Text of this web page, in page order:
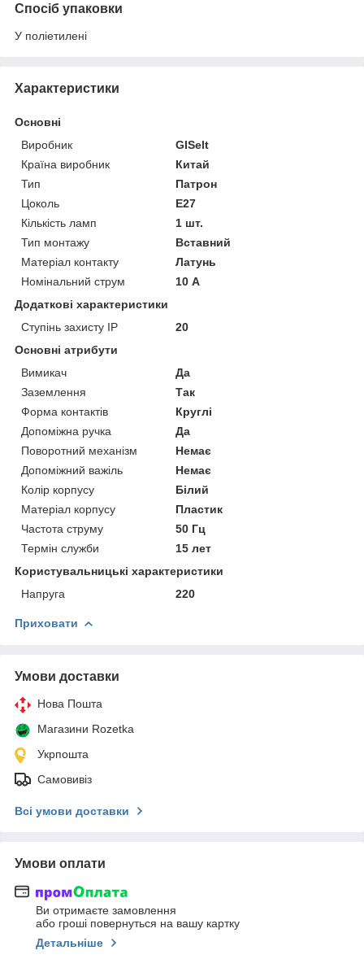
Спосіб упаковки
У поліетилені
Характеристики
Основні
Виробник
GISelt
Країна виробник
Китай
Тип
Патрон
Цоколь
E27
Кількість ламп
1 шт.
Тип монтажу
Вставний
Матеріал контакту
Латунь
Номінальний струм
10 А
Додаткові характеристики
Ступінь захисту IP
20
Основні атрибути
Вимикач
Да
Заземлення
Так
Форма контактів
Круглі
Допоміжна ручка
Да
Поворотний механізм
Немає
Допоміжний важіль
Немає
Колір корпусу
Білий
Матеріал корпусу
Пластик
Частота струму
50 Гц
Термін служби
15 лет
Користувальницькі характеристики
Напруга
220
Приховати
Умови доставки
Нова Пошта
Магазини Rozetka
Укрпошта
Самовивіз
Всі умови доставки
Умови оплати
Ви отримаєте замовлення
або гроші повернуться на вашу картку
Детальніше